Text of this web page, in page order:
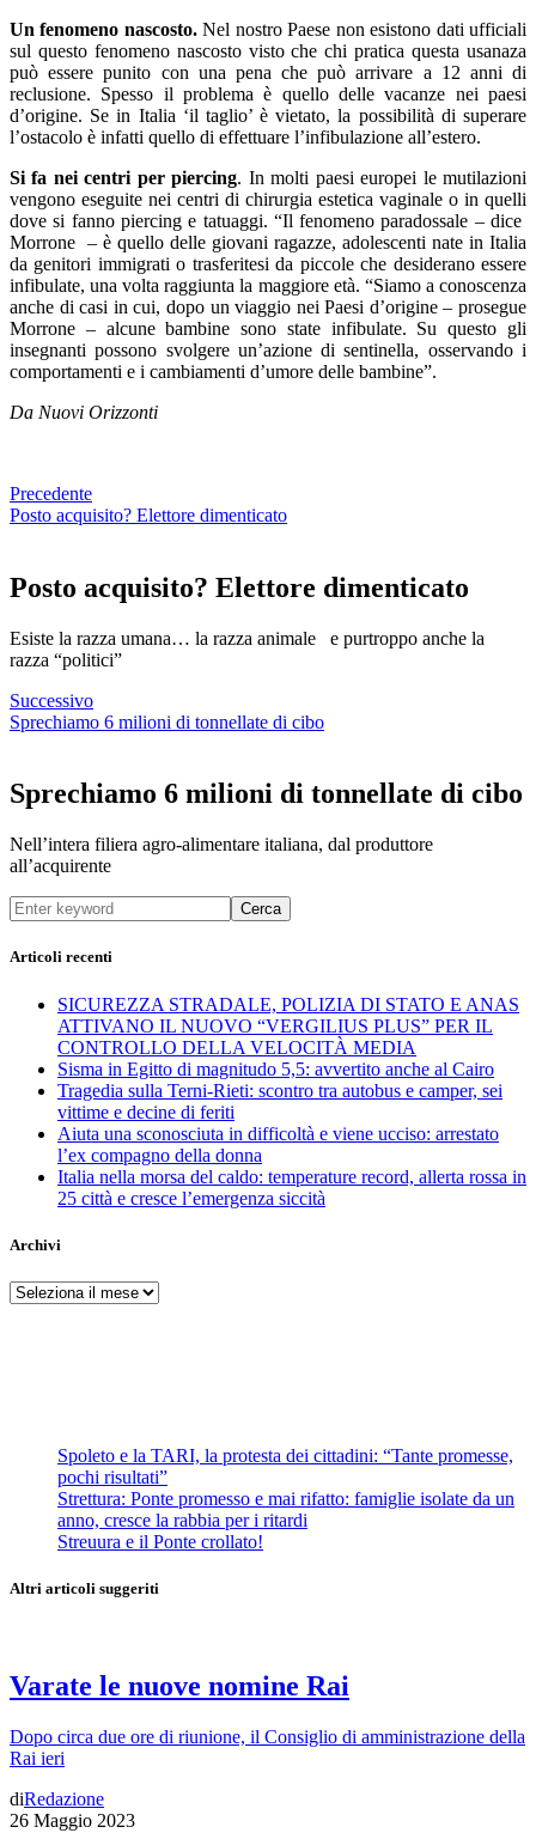
Un fenomeno nascosto.Nel nostro Paese non esistono dati ufficiali
sul questo fenomeno nascosto visto che chi pratica questa usanaza
può essere punito con una pena che può arrivare a 12 anni di
reclusione. Spesso il problema è quello delle vacanze nei paesi
d’origine. Se in Italia ‘il taglio’ è vietato, la possibilità di superare
l’ostacolo è infatti quello di effettuare l’infibulazione all’estero.
Si fa nei centri per piercing. In molti paesi europei le mutilazioni
vengono eseguite nei centri di chirurgia estetica vaginale o in quelli
dove si fanno piercing e tatuaggi. “Il fenomeno paradossale – dice
Morrone – è quello delle giovani ragazze, adolescenti nate in Italia
da genitori immigrati o trasferitesi da piccole che desiderano essere
infibulate, una volta raggiunta la maggiore età. “Siamo a conoscenza
anche di casi in cui, dopo un viaggio nei Paesi d’origine – prosegue
Morrone – alcune bambine sono state infibulate. Su questo gli
insegnanti possono svolgere un’azione di sentinella, osservando i
comportamenti e i cambiamenti d’umore delle bambine”.
Da Nuovi Orizzonti
Precedente
Posto acquisito? Elettore dimenticato
Posto acquisito? Elettore dimenticato
Esiste la razza umana… la razza animale e purtroppo anche la
razza “politici”
Successivo
Sprechiamo 6 milioni di tonnellate di cibo
Sprechiamo 6 milioni di tonnellate di cibo
Nell’intera filiera agro-alimentare italiana, dal produttore
all’acquirente
Cerca
Articoli recenti
SICUREZZA STRADALE, POLIZIA DI STATO E ANAS
ATTIVANO IL NUOVO “VERGILIUS PLUS” PER IL
CONTROLLO DELLA VELOCITÀ MEDIA
Sisma in Egitto di magnitudo 5,5: avvertito anche al Cairo
Tragedia sulla Terni-Rieti: scontro tra autobus e camper, sei
vittime e decine di feriti
Aiuta una sconosciuta in difficoltà e viene ucciso: arrestato
l’ex compagno della donna
Italia nella morsa del caldo: temperature record, allerta rossa in
25 città e cresce l’emergenza siccità
Archivi
Archivi
Spoleto e la TARI, la protesta dei cittadini: “Tante promesse,
pochi risultati”
Strettura: Ponte promesso e mai rifatto: famiglie isolate da un
anno, cresce la rabbia per i ritardi
Streuura e il Ponte crollato!
Altri articoli suggeriti
Varate le nuove nomine Rai
Dopo circa due ore di riunione, il Consiglio di amministrazione della
Rai ieri
diRedazione
26 Maggio 2023